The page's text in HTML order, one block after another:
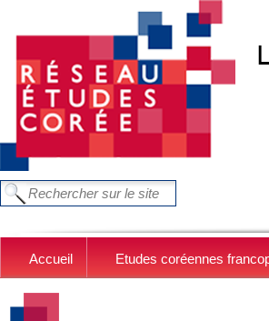
Aller au contenu principal
FORMULAIRE DE RECHERCHE
Chercher dans ce site
Accueil Etudes coréennes